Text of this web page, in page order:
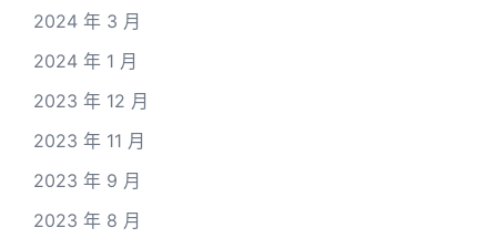
2024 年 3 月
2024 年 1 月
2023 年 12 月
2023 年 11 月
2023 年 9 月
2023 年 8 月